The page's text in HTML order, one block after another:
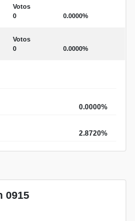
Votos
0
0.0000%
Votos
0
0.0000%
0.0000%
2.8720%
0915